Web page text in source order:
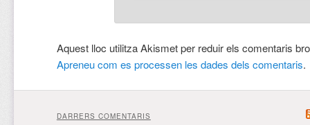
Aquest lloc utilitza Akismet per reduir els comentaris
Apreneu com es processen les dades dels comentaris.
DARRERS COMENTARIS